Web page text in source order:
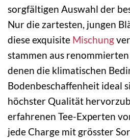
sorgfältigen Auswahl der
Nur die zartesten, jungen
diese exquisite Mischung
stammen aus
denen die klimatischen
Bodenbeschaffenheit ideal
höchster Qualität
erfahrenen Tee-Experten
jede Charge mit grösster